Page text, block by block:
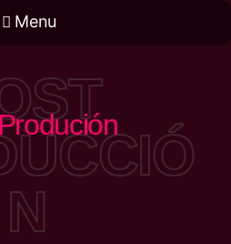
Menu
N